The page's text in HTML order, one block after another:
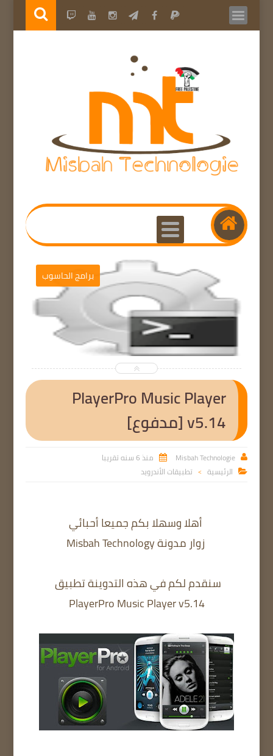
برامج الحاسوب
PlayerPro Music Player
v5.14 [مدفوع]

Misbah Technologie
 منذ 6 سنه تقريبا
 الرئيسية > تطبيقات الأندرويد
أهلا وسهلا بكم جميعا أحبائي
زوار مدونة Misbah Technology
سنقدم لكم في هذه التدوينة تطبيق
PlayerPro Music Player v5.14